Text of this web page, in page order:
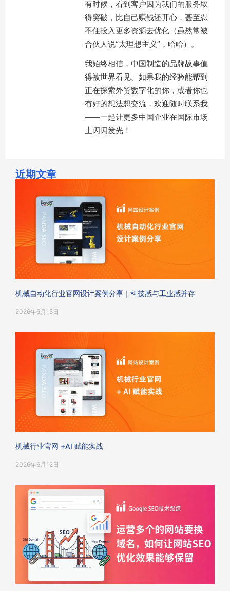
有时候，看到客户因为我们的服务取
得突破，比自己赚钱还开心，甚至忍
不住投入更多资源去优化（虽然常被
合伙人说“太理想主义”，哈哈）。
我始终相信，中国制造的品牌故事值
得被世界看见。如果我的经验能帮到
正在探索外贸数字化的你，或者你也
有好的想法想交流，欢迎随时联系我
——一起让更多中国企业在国际市场
上闪闪发光！
近期文章
机械自动化行业官网设计案例分享｜科技感与工业感并存
2026年6月15日
机械行业官网 +AI 赋能实战
2026年6月12日